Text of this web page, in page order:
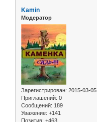
Kamin
Модератор
Зарегистрирован: 2015-03-05
Приглашений: 0
Сообщений: 189
Уважение: +141
Позитив: +463